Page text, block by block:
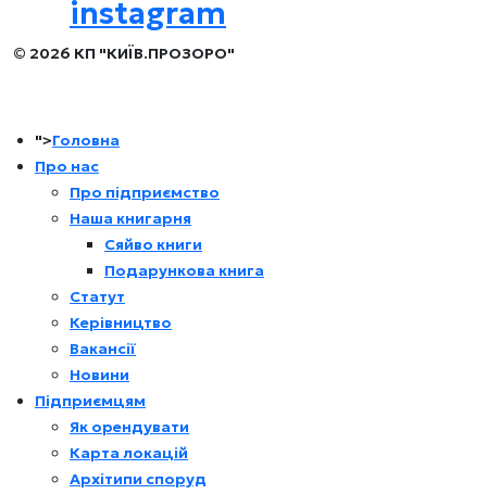
instagram
© 2026 КП "КИЇВ.ПРОЗОРО"
">Головна
Про нас
Про підприємство
Наша книгарня
Сяйво книги
Подарункова книга
Статут
Керівництво
Вакансії
Новини
Підприємцям
Як орендувати
Карта локацій
Архітипи споруд